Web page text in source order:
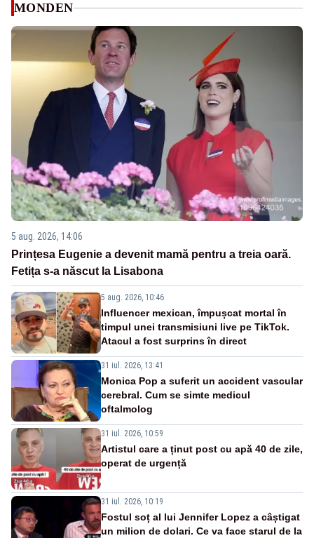
MONDEN
5 aug. 2026, 14:06
Prințesa Eugenie a devenit mamă pentru a treia oară.
Fetița s-a născut la Lisabona
5 aug. 2026, 10:46
Influencer mexican, împușcat mortal în
timpul unei transmisiuni live pe TikTok.
Atacul a fost surprins în direct
31 iul. 2026, 13:41
Monica Pop a suferit un accident vascular
cerebral. Cum se simte medicul
oftalmolog
31 iul. 2026, 10:59
Artistul care a ținut post cu apă 40 de zile,
operat de urgență
31 iul. 2026, 10:19
Fostul soț al lui Jennifer Lopez a câștigat
un milion de dolari. Ce va face starul de la